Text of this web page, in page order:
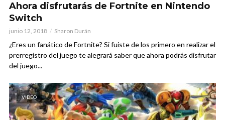
Ahora disfrutarás de Fortnite en Nintendo
Switch
junio 12, 2018 Sharon Durán
¿Eres un fanático de Fortnite? Si fuiste de los primero en realizar el
prerregistro del juego te alegrará saber que ahora podrás disfrutar
del juego...
VIDEO